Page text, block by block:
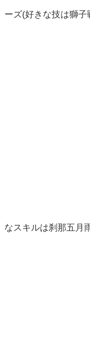
ーズ(好きな技は獅
なスキルは刹那五月